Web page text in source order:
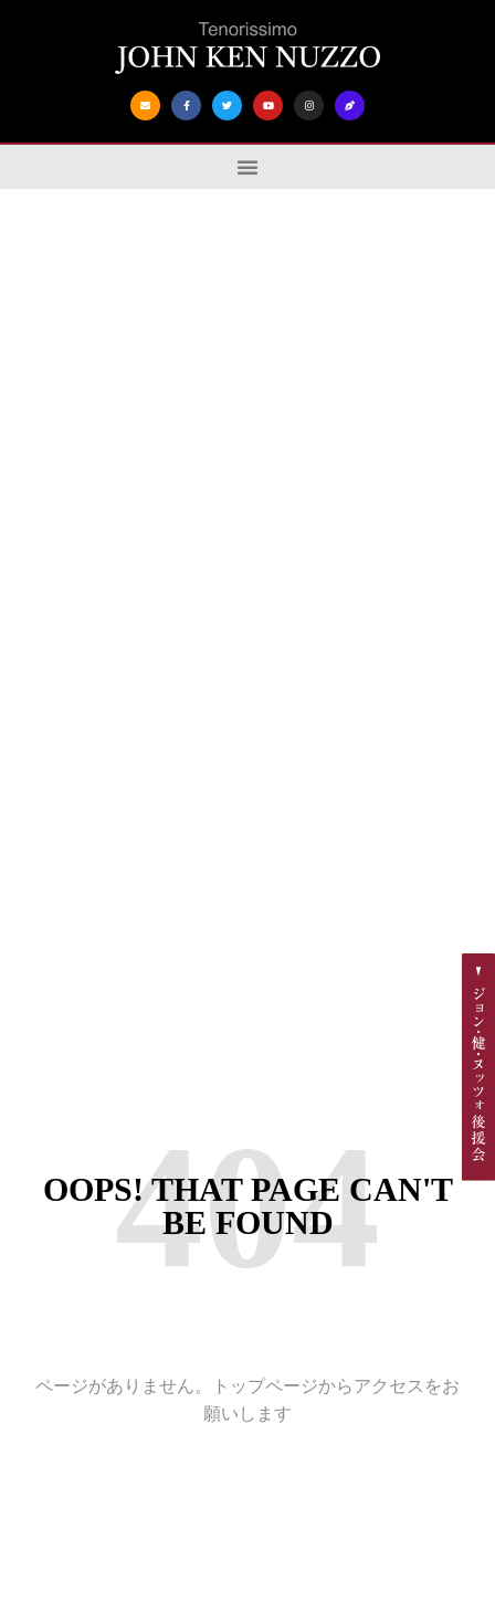
404
OOPS! THAT PAGE CAN'T
BE FOUND
ページがありません。トップページからアクセスをお
願いします